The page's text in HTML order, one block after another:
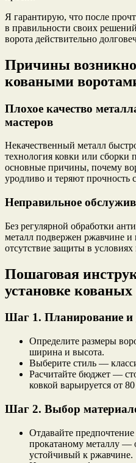
Я гарантирую, что после
в правильности своих решений
ворота действительно
Причины
коваными
Плохое качество
мастеров
Некачественный металл
технология ковки или
основные причины, почему
уродливо и теряют прочность
Неправильное
Без регулярной обработки
металл подвержен ржавчине
отсутствие защиты в
Пошаговая
установке кованых
Шаг 1. Планирование и
Определите размеры
ширина и высота.
Выберите стиль —
Расчитайте бюджет —
ковкой варьируется от
Шаг 2. Выбор
Отдавайте
прокатаному металлу —
устойчивый к ржавчине.